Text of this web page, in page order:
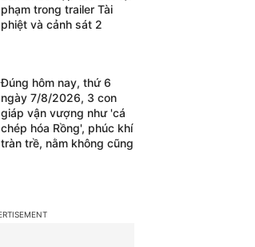
phạm trong trailer Tài
phiệt và cảnh sát 2
Đúng hôm nay, thứ 6
ngày 7/8/2026, 3 con
giáp vận vượng như 'cá
chép hóa Rồng', phúc khí
tràn trề, nằm không cũng